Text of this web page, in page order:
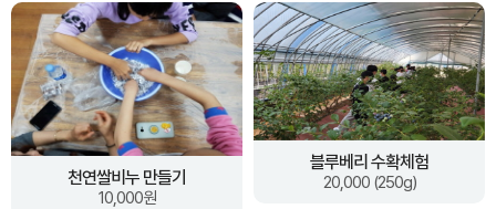
천연쌀비누 만들기
10,000원
블루베리 수확체험
20,000 (250g)